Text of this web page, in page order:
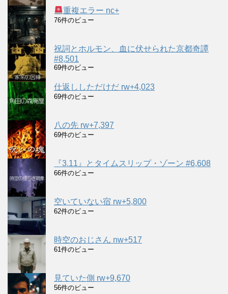
重複エラー nc+
76件のビュー
祝詞とホルモン、血に伏せられた京都奇譚
#8,501
69件のビュー
仕返ししただけだ rw+4,023
69件のビュー
八の先 rw+7,397
69件のビュー
『3.11』とタイムスリップ・ゾーン #6,608
66件のビュー
空いていない宿 rw+5,800
62件のビュー
時空のおじさん nw+517
61件のビュー
見ていた側 rw+9,670
56件のビュー